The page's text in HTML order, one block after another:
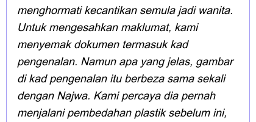
menghormati kecantikan semula jadi wanita.
Untuk mengesahkan maklumat, kami
menyemak dokumen termasuk kad
pengenalan. Namun apa yang jelas, gambar
di kad pengenalan itu berbeza sama sekali
dengan Najwa. Kami percaya dia pernah
menjalani pembedahan plastik sebelum ini,